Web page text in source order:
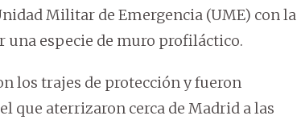
Militar de Emergencia (UME) con la
una especie de muro profiláctico.
los trajes de protección y fueron
que aterrizaron cerca de Madrid a las